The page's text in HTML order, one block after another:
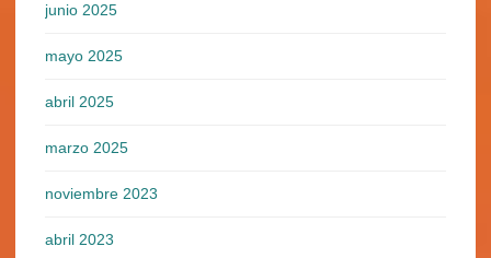
junio 2025
mayo 2025
abril 2025
marzo 2025
noviembre 2023
abril 2023